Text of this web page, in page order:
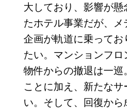
大しており、影響が
たホテル事業だが、
企画が軌道に乗って
たい。マンションフ
物件からの撤退は一
ことに加え、新たな
い。そして、回復か